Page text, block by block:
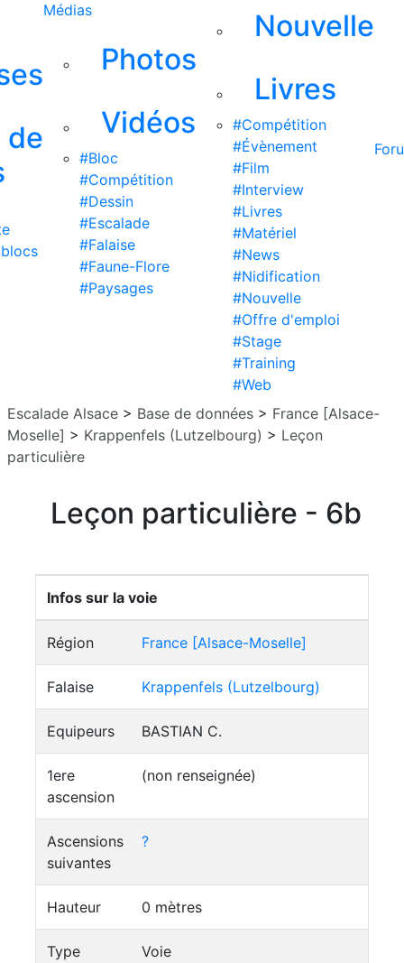
de
Médias
Photos
Vidéos
#Bloc
#Compétition
#Dessin
#Escalade
#Falaise
#Faune-Flore
#Paysages
Nouvelle
Livres
#Compétition
#Évènement
#Film
#Interview
#Livres
#Matériel
#News
#Nidification
#Nouvelle
#Offre d'emploi
#Stage
#Training
#Web
Escalade Alsace > Base de données > France [Alsace-
Moselle] > Krappenfels (Lutzelbourg) > Leçon
particulière
Leçon particulière - 6b
Infos sur la voie
Région France [Alsace-Moselle]
Falaise Krappenfels (Lutzelbourg)
Equipeurs BASTIAN C.
1ere
ascension
(non renseignée)
Ascensions
suivantes
?
Hauteur 0 mètres
Type
Voie